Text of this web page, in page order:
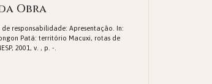
Obra
responsabilidade: Apresentação. In:
Patá: território Macuxi, rotas de
2001, v. , p. -.